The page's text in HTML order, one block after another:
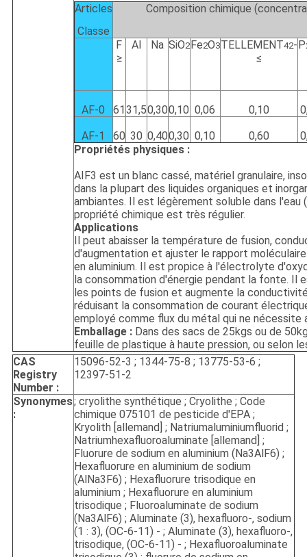
Articles
Classe
Composition chimique
F
≥
Al Na SiO2 Fe2O3TELLEMENT42-
≤
P
AF-0 61 31,50,300,10 0,06 0,10
AF-1
60 30 0,400,30 0,10 0,60
Propriétés physiques :
AIF3 est un blanc cassé, matériel granulaire,
dans la plupart des liquides organiques et
ambiantes. Il est légèrement soluble dans l'eau
propriété chimique est très régulier.
Applications
Il peut abaisser la température de fusion,
d'augmentation et ajuster le rapport
en aluminium. Il est propice à l'électrolyte
la consommation d'énergie pendant la fonte. Il
les points de fusion et augmente la
réduisant la consommation de courant
employé comme flux du métal qui ne nécessite
Emballage :Dans des sacs de 25kgs ou de
feuille de plastique à haute pression, ou selon
CAS
Registry
Number :
15096-52-3 ; 1344-75-8 ; 13775-53-6 ;
12397-51-2
Synonymes
:
; cryolithe synthétique ; Cryolithe ; Code
chimique 075101 de pesticide d'EPA ;
Kryolith [allemand] ; Natriumaluminiumfluorid ;
Natriumhexafluoroaluminate [allemand] ;
Fluorure de sodium en aluminium (Na3AlF6) ;
Hexafluorure en aluminium de sodium
(AlNa3F6) ; Hexafluorure trisodique en
aluminium ; Hexafluorure en aluminium
trisodique ; Fluoroaluminate de sodium
(Na3AlF6) ; Aluminate (3), hexafluoro-, sodium
(1 : 3), (OC-6-11) - ; Aluminate (3), hexafluoro-,
trisodique, (OC-6-11) - ; Hexafluoroaluminate